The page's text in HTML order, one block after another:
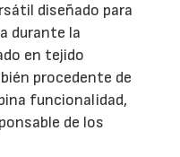
diseñado para
durante la
en tejido
procedente de
funcionalidad,
de los